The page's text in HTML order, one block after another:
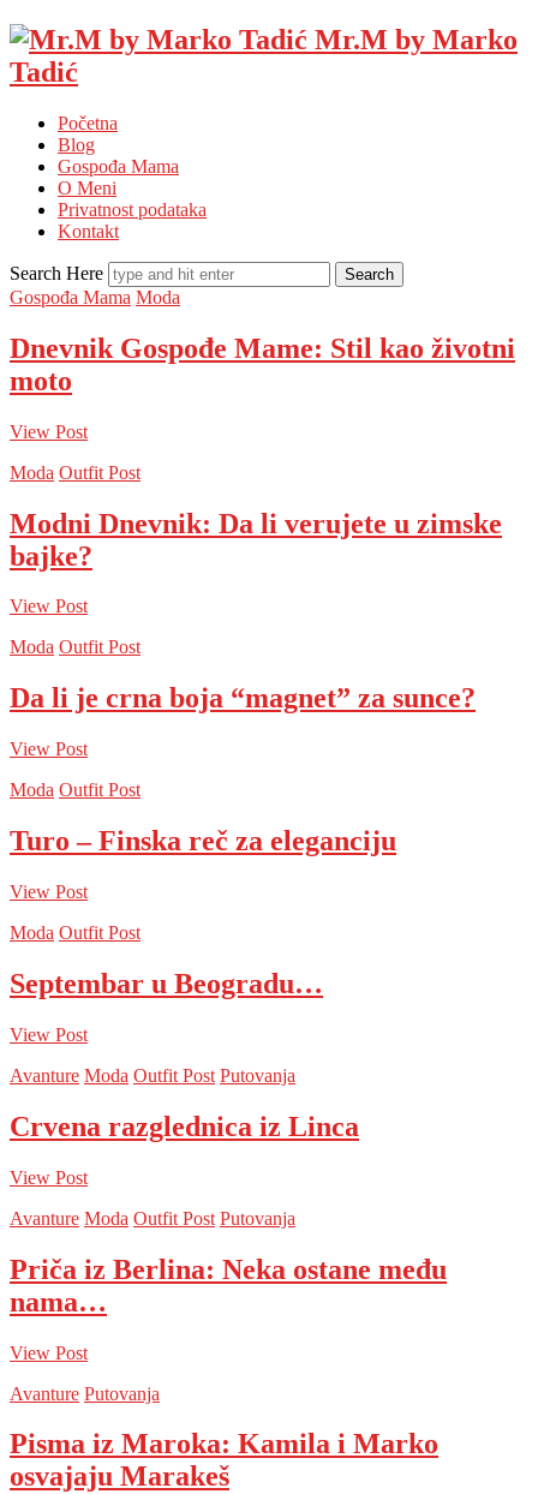
Mr.M by Marko
Tadić
Početna
Blog
Gospođa Mama
O Meni
Privatnost podataka
Kontakt
Search Here
Gospođa Mama Moda
Dnevnik Gospođe Mame: Stil kao životni
moto
View Post
Moda Outfit Post
Modni Dnevnik: Da li verujete u zimske
bajke?
View Post
Moda Outfit Post
Da li je crna boja “magnet” za sunce?
View Post
Moda Outfit Post
Turo – Finska reč za eleganciju
View Post
Moda Outfit Post
Septembar u Beogradu…
View Post
Avanture Moda Outfit Post Putovanja
Crvena razglednica iz Linca
View Post
Avanture Moda Outfit Post Putovanja
Priča iz Berlina: Neka ostane među
nama…
View Post
Avanture Putovanja
Pisma iz Maroka: Kamila i Marko
osvajaju Marakeš